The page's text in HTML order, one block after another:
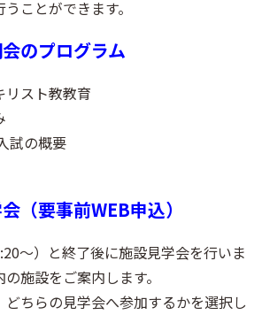
ことができます。
のプログラム
リスト教教育
試の概要
（要事前WEB申込）
～）と終了後に施設見学会を行いま
施設をご案内します。
どちらの見学会へ参加するかを選択し